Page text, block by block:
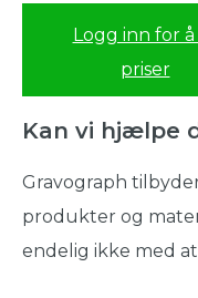
Logg inn for å
priser
Kan vi hjælpe
Gravograph
produkter og
endelig ikke med